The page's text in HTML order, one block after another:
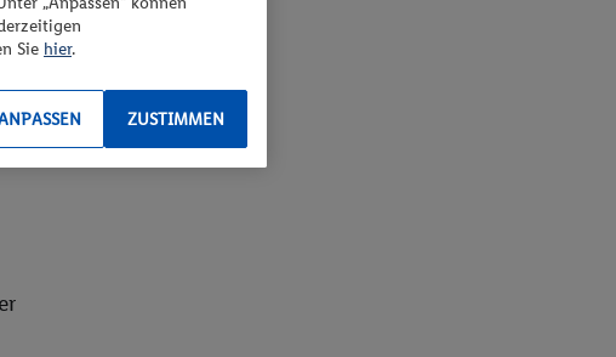
Sie hier.
ZUSTIMMEN